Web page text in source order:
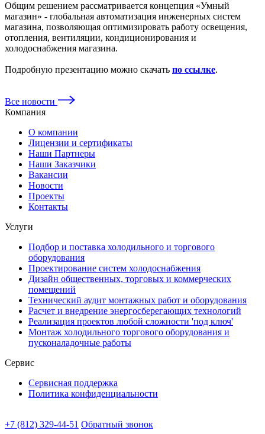
Общим решением рассматривается концепция «Умный
магазин» - глобальная автоматизация инженерных систем
магазина, позволяющая оптимизировать работу освещения,
отопления, вентиляции, кондиционирования и
холодоснабжения магазина.
Подробную презентацию можно скачать по ссылке.
Все новости
Компания
О компании
Лицензии и сертификаты
Наши Партнеры
Наши Заказчики
Вакансии
Новости
Проекты
Контакты
Услуги
Подбор и поставка холодильного и торгового
оборудования
Проектирование систем холодоснабжения
Дизайн общественных, торговых и коммерческих
помещений
Технический аудит монтажных работ и оборудования
Расчет и внедрение энергосберегающих технологий
Реализация проектов любой сложности 'под ключ'
Монтаж холодильного торгового оборудования и
пусконаладочные работы
Сервис
Cервисная поддержка
Политика конфиденциальности
+7 (812) 329-44-51 Обратный звонок